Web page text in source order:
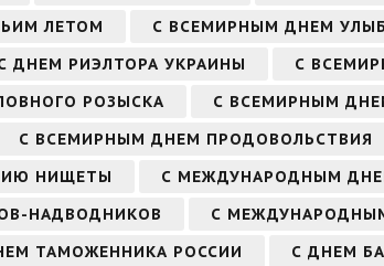
ЛЕТОМ С ВСЕМИРНЫМ ДНЕМ
ДНЕМ РИЭЛТОРА УКРАИНЫ С
РОЗЫСКА
С ВСЕМИРНЫМ
С ВСЕМИРНЫМ ДНЕМ ПРОДОВОЛЬСТВИЯ
НИЩЕТЫ
С МЕЖДУНАРОДНЫМ
НАДВОДНИКОВ
С
ТАМОЖЕННИКА РОССИИ
С ДНЕМ